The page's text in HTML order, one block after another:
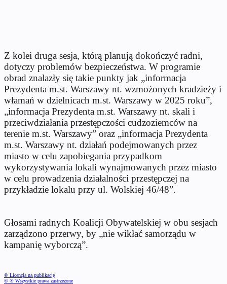
Z kolei druga sesja, którą planują dokończyć radni,
dotyczy problemów bezpieczeństwa. W programie
obrad znalazły się takie punkty jak „informacja
Prezydenta m.st. Warszawy nt. wzmożonych kradzieży i
włamań w dzielnicach m.st. Warszawy w 2025 roku”,
„informacja Prezydenta m.st. Warszawy nt. skali i
przeciwdziałania przestępczości cudzoziemców na
terenie m.st. Warszawy” oraz „informacja Prezydenta
m.st. Warszawy nt. działań podejmowanych przez
miasto w celu zapobiegania przypadkom
wykorzystywania lokali wynajmowanych przez miasto
w celu prowadzenia działalności przestępczej na
przykładzie lokalu przy ul. Wolskiej 46/48”.
Głosami radnych Koalicji Obywatelskiej w obu sesjach
zarządzono przerwy, by „nie wikłać samorządu w
kampanię wyborczą”.
© Licencja na publikację
© ℗ Wszystkie prawa zastrzeżone